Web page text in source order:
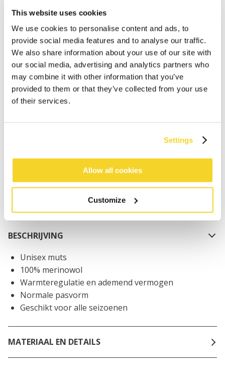
This website uses cookies
We use cookies to personalise content and ads, to
provide social media features and to analyse our traffic.
We also share information about your use of our site with
our social media, advertising and analytics partners who
may combine it with other information that you’ve
provided to them or that they’ve collected from your use
of their services.
Settings
Allow all cookies
Customize
Bestellingen die op werkdagen vóór 12:00 uur
Gratis verzending voor orders boven € 50,- binnen
Binnen 30 dagen retourneren
BESCHRIJVING
Unisex muts
100% merinowol
Warmteregulatie en ademend vermogen
Normale pasvorm
Geschikt voor alle seizoenen
MATERIAAL EN DETAILS